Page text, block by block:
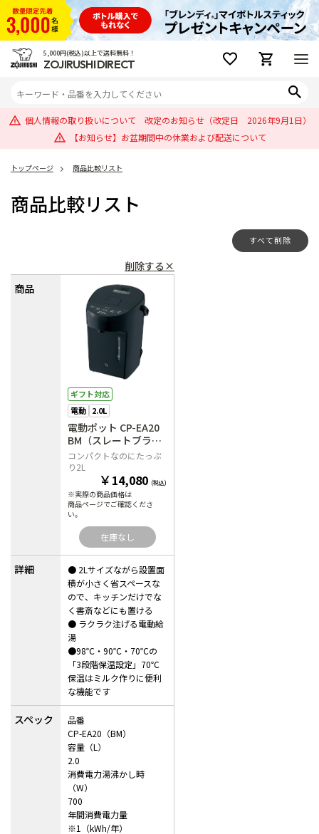
5,000円(税込)以上で送料無料！
ZOJIRUSHI DIRECT
個人情報の取り扱いについて 改定のお知らせ（改定日 2026年9月1日）
【お知らせ】お盆期間中の休業および配送について
トップページ 商品比較リスト
商品比較リスト
すべて削除
商品
詳細
スペック
削除する×
ギフト対応
電動 2.0L
電動ポット CP-EA20
BM（スレートブラッ
ク）
コンパクトなのにたっぷ
り2L
￥14,080 (税込)
※実際の商品価格は
商品ページでご確認くださ
い。
在庫なし
● 2Lサイズながら設置面
積が小さく省スペースな
ので、キッチンだけでな
く書斎などにも置ける
● ラクラク注げる電動給
湯
●98℃・90℃・70℃の
「3段階保温設定」70℃
保温はミルク作りに便利
な機能です
品番
CP-EA20（BM）
容量（L）
2.0
消費電力湯沸かし時
（W）
700
年間消費電力量
※1（kWh/年）